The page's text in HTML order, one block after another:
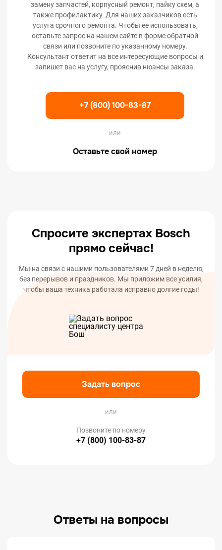
замену запчастей, корпусный ремонт, пайку схем, а
также профилактику. Для наших заказчиков есть
услуга срочного ремонта. Чтобы ее использовать,
оставьте запрос на нашем сайте в форме обратной
связи или позвоните по указанному номеру.
Консультант ответит на все интересующие вопросы и
запишет вас на услугу, прояснив нюансы заказа.
+7 (800) 100-83-87
или
Оставьте свой номер
Спросите экспертах Bosch
прямо сейчас!
Мы на связи с нашими пользователями 7 дней в неделю,
без перерывов и праздников. Мы приложим все усилия,
чтобы ваша техника работала исправно долгие годы!
Задать вопрос
или
Позвоните по номеру
+7 (800) 100-83-87
Ответы на вопросы